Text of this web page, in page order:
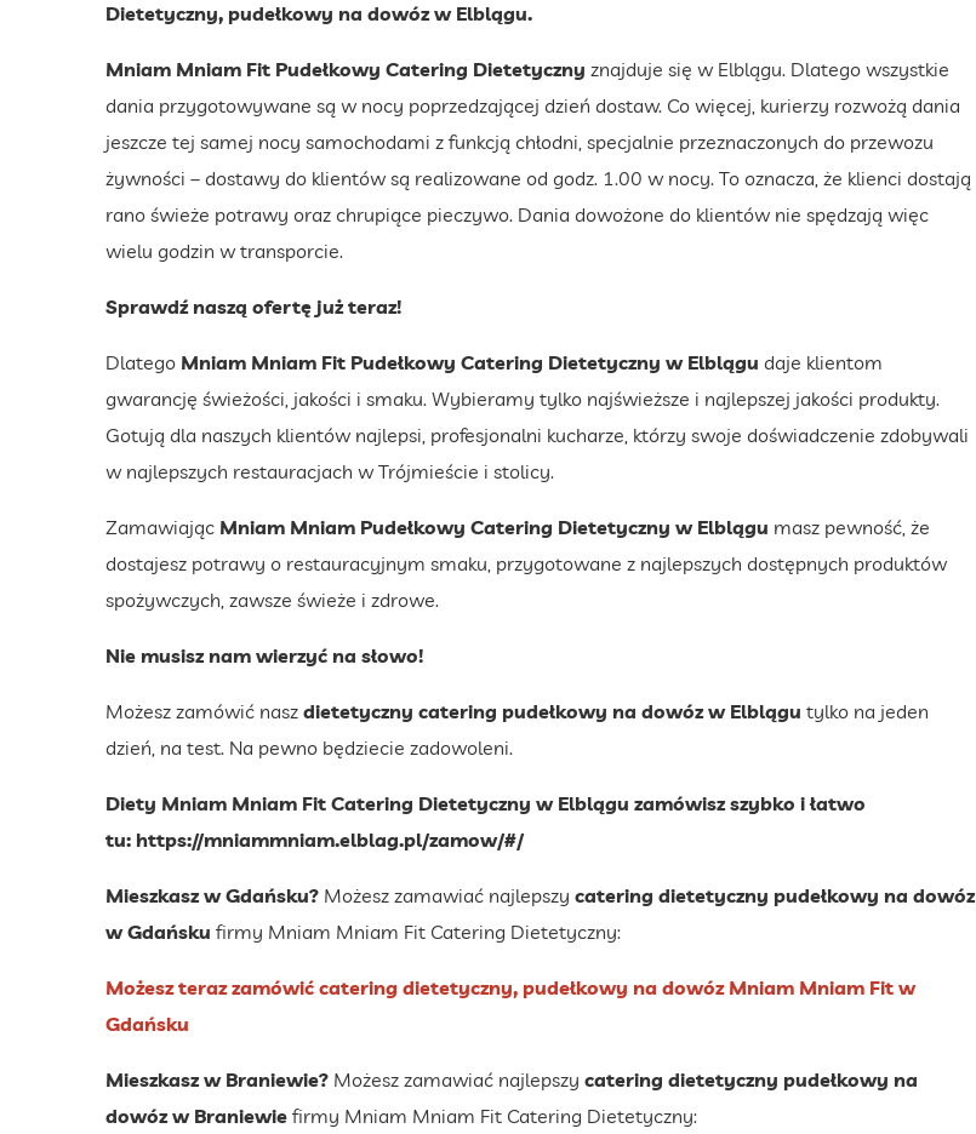
Dietetyczny, pudełkowy na dowóz w Elblągu.
Mniam Mniam Fit Pudełkowy Catering Dietetyczny znajduje się w Elblągu. Dlatego wszystkie
dania przygotowywane są w nocy poprzedzającej dzień dostaw. Co więcej, kurierzy rozwożą dania
jeszcze tej samej nocy samochodami z funkcją chłodni, specjalnie przeznaczonych do przewozu
żywności – dostawy do klientów są realizowane od godz. 1.00 w nocy. To oznacza, że klienci dostają
rano świeże potrawy oraz chrupiące pieczywo. Dania dowożone do klientów nie spędzają więc
wielu godzin w transporcie.
Sprawdź naszą ofertę już teraz!
Dlatego Mniam Mniam Fit Pudełkowy Catering Dietetyczny w Elblągu daje klientom
gwarancję świeżości, jakości i smaku. Wybieramy tylko najświeższe i najlepszej jakości produkty.
Gotują dla naszych klientów najlepsi, profesjonalni kucharze, którzy swoje doświadczenie zdobywali
w najlepszych restauracjach w Trójmieście i stolicy.
Zamawiając Mniam Mniam Pudełkowy Catering Dietetyczny w Elblągu masz pewność, że
dostajesz potrawy o restauracyjnym smaku, przygotowane z najlepszych dostępnych produktów
spożywczych, zawsze świeże i zdrowe.
Nie musisz nam wierzyć na słowo!
Możesz zamówić nasz dietetyczny catering pudełkowy na dowóz w Elblągu tylko na jeden
dzień, na test. Na pewno będziecie zadowoleni.
Diety Mniam Mniam Fit Catering Dietetyczny w Elblągu zamówisz szybko i łatwo
tu: https://mniammniam.elblag.pl/zamow/#/
Mieszkasz w Gdańsku? Możesz zamawiać najlepszy catering dietetyczny pudełkowy na dowóz
w Gdańsku firmy Mniam Mniam Fit Catering Dietetyczny:
Możesz teraz zamówić catering dietetyczny, pudełkowy na dowóz Mniam Mniam Fit w
Gdańsku
Mieszkasz w Braniewie? Możesz zamawiać najlepszy catering dietetyczny pudełkowy na
dowóz w Braniewie firmy Mniam Mniam Fit Catering Dietetyczny: